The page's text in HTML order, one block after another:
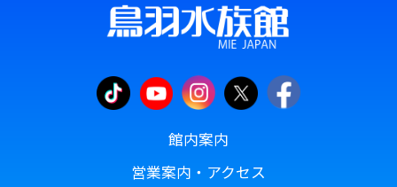
館内案内
営業案内・アクセス